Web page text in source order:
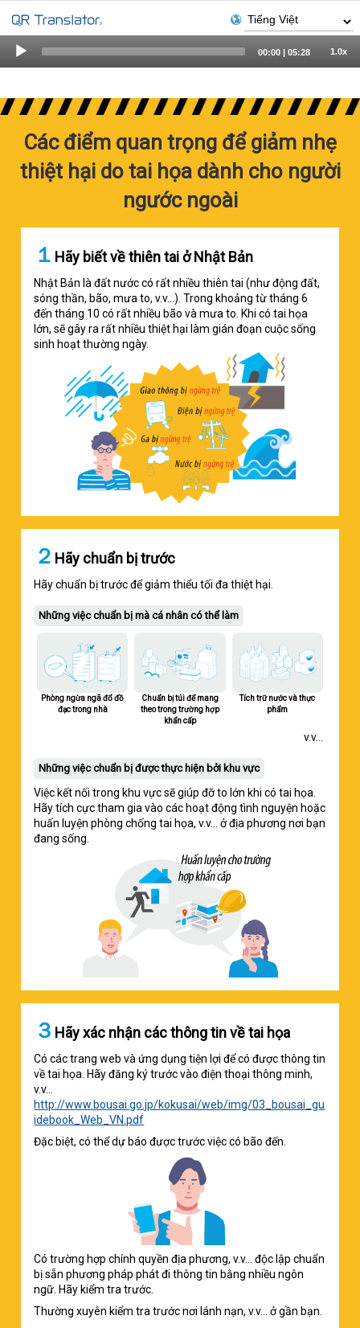
Player
00:00 | 05:28 1.0x
Các điểm quan trọng để giảm nhẹ
thiệt hại do tai họa dành cho người
ngước ngoài
１ Hãy biết về thiên tai ở Nhật Bản
Nhật Bản là đất nước có rất nhiều thiên tai (như động đất,
sóng thần, bão, mưa to, v.v...). Trong khoảng từ tháng 6
đến tháng 10 có rất nhiều bão và mưa to. Khi có tai họa
lớn, sẽ gây ra rất nhiều thiệt hại làm gián đoạn cuộc sống
sinh hoạt thường ngày.
２ Hãy chuẩn bị trước
Hãy chuẩn bị trước để giảm thiểu tối đa thiệt hại.
Những việc chuẩn bị mà cá nhân có thể làm
Phòng ngừa ngã đổ đồ
đạc trong nhà
Chuẩn bị túi để mang
theo trong trường hợp
khẩn cấp
Tích trữ nước và thực
phẩm
v.v...
Những việc chuẩn bị được thực hiện bởi khu vực
Việc kết nối trong khu vực sẽ giúp đỡ to lớn khi có tai họa.
Hãy tích cực tham gia vào các hoạt động tình nguyện hoặc
huấn luyện phòng chống tai họa, v.v... ở địa phương nơi bạn
đang sống.
３ Hãy xác nhận các thông tin về tai họa
Có các trang web và ứng dụng tiện lợi để có được thông tin
về tai họa. Hãy đăng ký trước vào điện thoại thông minh,
v.v...
http://www.bousai.go.jp/kokusai/web/img/03_bousai_gu
idebook_Web_VN.pdf
Đặc biệt, có thể dự báo được trước việc có bão đến.
Có trường hợp chính quyền địa phương, v.v... độc lập chuẩn
bị sẵn phương pháp phát đi thông tin bằng nhiều ngôn
ngữ. Hãy kiểm tra trước.
Thường xuyên kiểm tra trước nơi lánh nạn, v.v... ở gần bạn.